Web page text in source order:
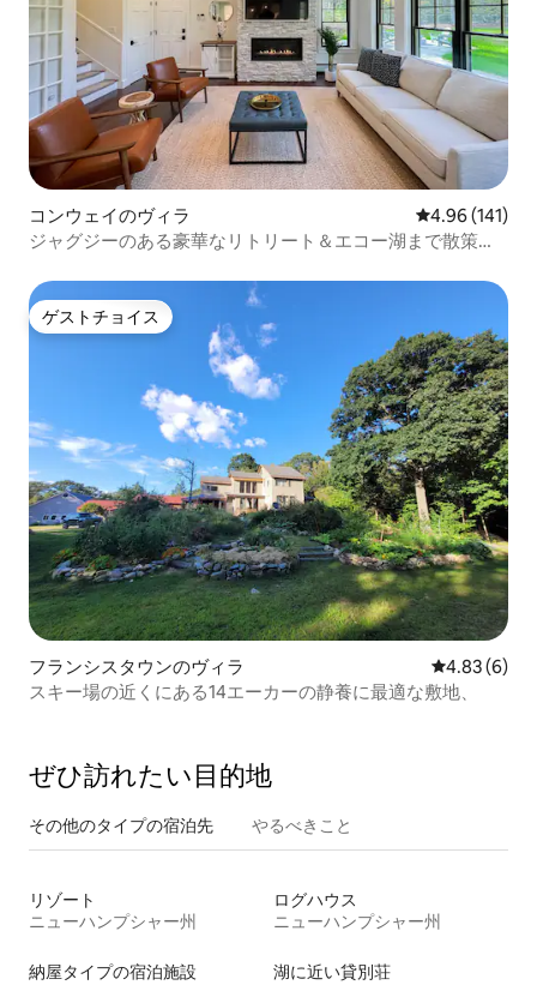
コンウェイのヴィラ レビュー141
4.96 (141)
ジャグジーのある豪華なリトリート＆エコー湖まで散策し
ゲストチョイス
ゲストチョイス
フランシスタウンのヴィラ レビュー6
4.83 (6)
スキー場の近くにある14エーカーの静養に最適な敷地、
ぜひ訪⁠れ⁠た⁠い目⁠的⁠地
その他のタ⁠イ⁠プ⁠の宿⁠泊⁠先 やるべきこと
リゾート
ニューハンプシャー州
ログハウス
ニューハンプシャー州
納屋タイプの宿泊施設
湖に近い貸別荘